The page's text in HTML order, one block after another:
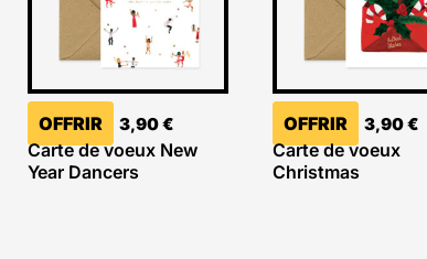
OFFRIR 3,90€
Carte de voeux New
Year Dancers
OFFRIR 3,90€
Carte de voeux
Christmas